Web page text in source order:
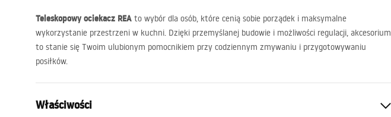
Teleskopowy ociekacz REA to wybór dla osób, które cenią sobie porządek i maksymalne
wykorzystanie przestrzeni w kuchni. Dzięki przemyślanej budowie i możliwości regulacji, akcesorium
to stanie się Twoim ulubionym pomocnikiem przy codziennym zmywaniu i przygotowywaniu
posiłków.
Właściwości